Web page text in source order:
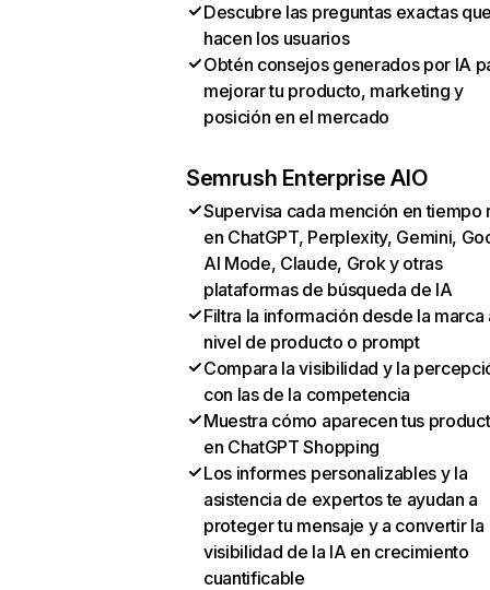
Descubre las preguntas exactas
hacen los usuarios
Obtén consejos generados por IA
mejorar tu producto, marketing y
posición en el mercado
Semrush Enterprise AIO
Supervisa cada mención en tiempo
en ChatGPT, Perplexity, Gemini,
AI Mode, Claude, Grok y otras
plataformas de búsqueda de IA
Filtra la información desde la marca
nivel de producto o prompt
Compara la visibilidad y la
con las de la competencia
Muestra cómo aparecen tus
en ChatGPT Shopping
Los informes personalizables y la
asistencia de expertos te ayudan a
proteger tu mensaje y a convertir la
visibilidad de la IA en crecimiento
cuantificable